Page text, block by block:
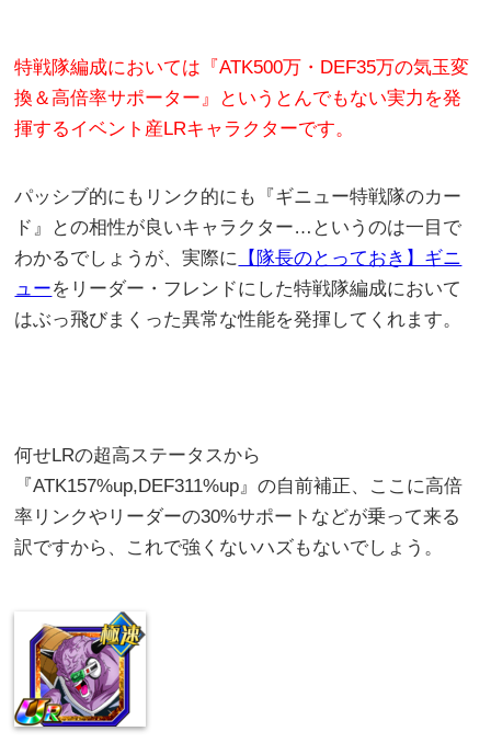
特戦隊編成においては『ATK500万・DEF35万の気玉変
換＆高倍率サポーター』というとんでもない実力を発
揮するイベント産LRキャラクターです。
パッシブ的にもリンク的にも『ギニュー特戦隊のカー
ド』との相性が良いキャラクター…というのは一目で
わかるでしょうが、実際に 【隊長のとっておき】ギニ
ューをリーダー・フレンドにした特戦隊編成において
はぶっ飛びまくった異常な性能を発揮してくれます。
何せLRの超高ステータスから
『ATK157%up,DEF311%up』の自前補正、ここに高倍
率リンクやリーダーの30%サポートなどが乗って来る
訳ですから、これで強くないハズもないでしょう。